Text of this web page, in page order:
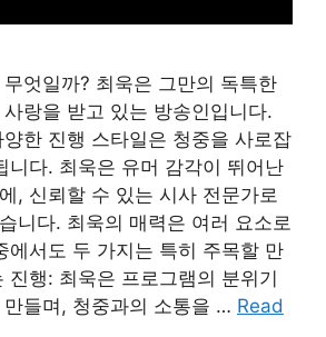
엇일까? 최욱은 그만의 독특한
랑을 받고 있는 방송인입니다.
한 진행 스타일은 청중을 사로잡
니다. 최욱은 유머 감각이 뛰어난
, 신뢰할 수 있는 시사 전문가로
니다. 최욱의 매력은 여러 요소로
에서도 두 가지는 특히 주목할 만
진행: 최욱은 프로그램의 분위기
들며, 청중과의 소통을 … Read